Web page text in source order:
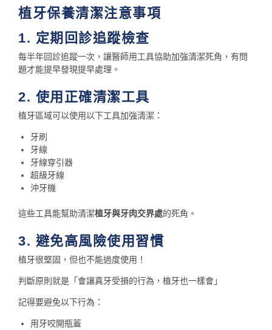
植牙保養清潔注意事項
1. 定期回診追蹤檢查
每半年回診追蹤一次，讓醫師用工具協助加強清潔死角，有問
題才能提早發現提早處理。
2. 使用正確清潔工具
植牙區域可以使用以下工具加強清潔：
牙刷
牙線
牙線穿引器
超級牙線
沖牙機
這些工具能幫助清潔植牙與牙肉交界處的死角。
3. 避免高風險使用習慣
植牙很堅固，但也不能過度使用！
判斷原則就是「會讓真牙受損的行為，植牙也一樣會」
記得要避免以下行為：
用牙咬開瓶蓋